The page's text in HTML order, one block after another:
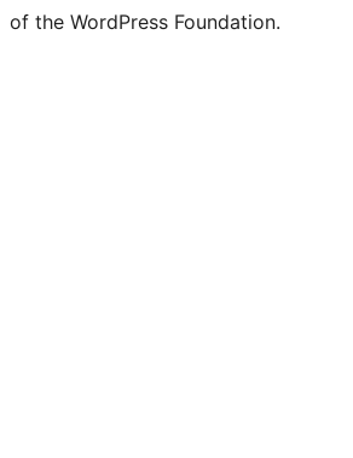
of the WordPress Foundation.